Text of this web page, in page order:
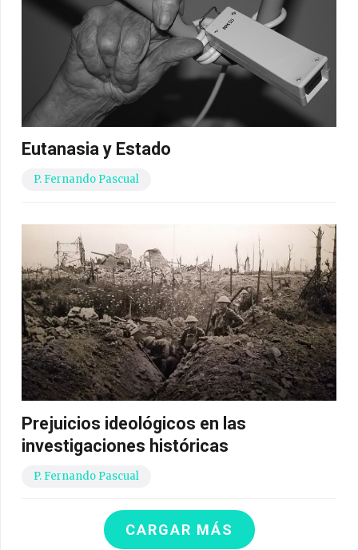
Eutanasia y Estado
P. Fernando Pascual
Prejuicios ideológicos en las
investigaciones históricas
P. Fernando Pascual
CARGAR MÁS